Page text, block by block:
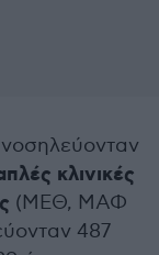
κλινικές
(ΜΕΘ, ΜΑΦ
487